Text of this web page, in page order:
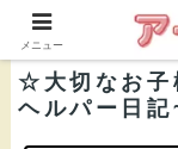
株
☆大切なお子
ヘルパー日記
メニュー